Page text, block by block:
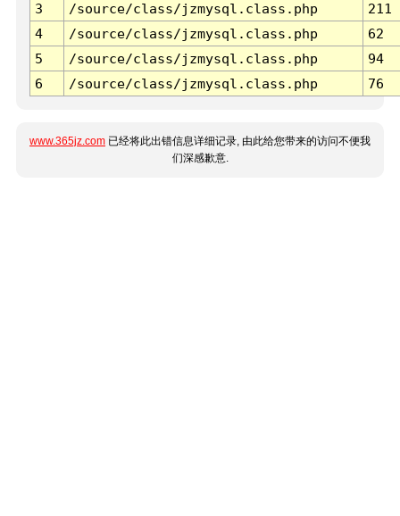
3 /source/class/jzmysql.class.php
211
4
/source/class/jzmysql.class.php
62
5
/source/class/jzmysql.class.php
94
6
/source/class/jzmysql.class.php 76
www.365jz.com 已经将此出错信息详细记录, 由此给您带来的访问不便我
们深感歉意.